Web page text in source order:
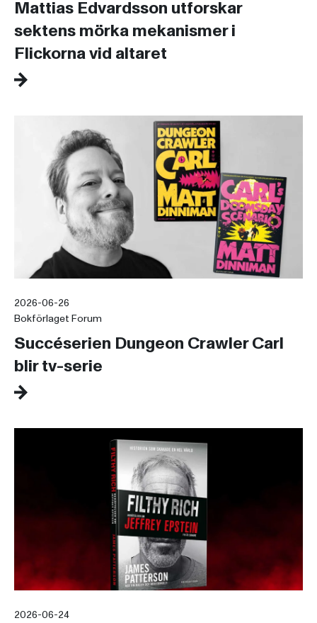
Mattias Edvardsson utforskar
sektens mörka mekanismer i
Flickorna vid altaret
2026-06-26
Bokförlaget Forum
Succéserien Dungeon Crawler Carl
blir tv-serie
2026-06-24